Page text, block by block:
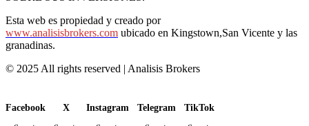
Esta web es propiedad y creado por
www.analisisbrokers.com ubicado en Kingstown,San Vicente y las
granadinas.
© 2025 All rights reserved | Analisis Brokers
Facebook
X
Instagram
Telegram
TikTok